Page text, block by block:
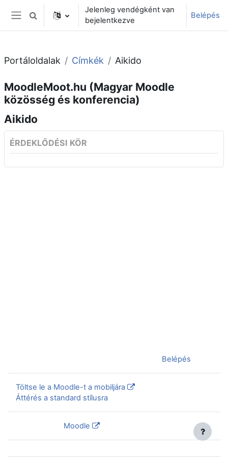
Tovább a fő tartalomhoz
Oldalpanel
Keresési bemeneti adatok váltása
Jelenleg vendégként van
bejelentkezve
Belépés
Portáloldalak Címkék Aikido
MoodleMoot.hu (Magyar Moodle
közösség és konferencia)
Aikido
ÉRDEKLŐDÉSI KÖR
Belépés
Töltse le a Moodle-t a mobiljára
Áttérés a standard stílusra
Moodle